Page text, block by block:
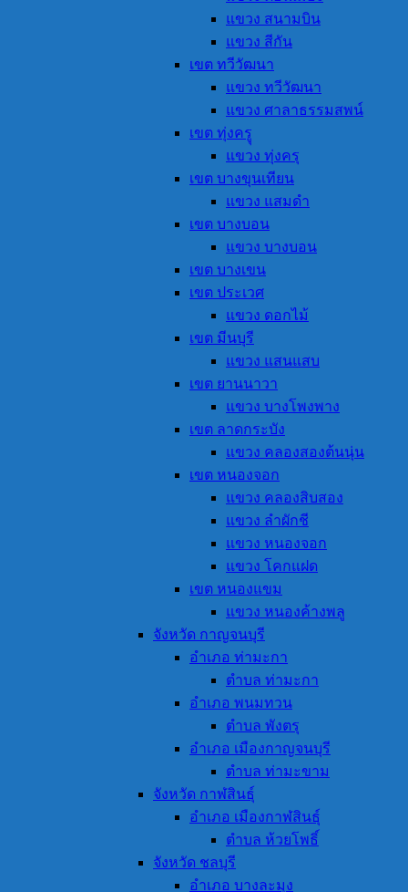
แขวง สนามบิน
แขวง สีกัน
เขต ทวีวัฒนา
แขวง ทวีวัฒนา
แขวง ศาลาธรรมสพน์
เขต ทุ่งครูุ
แขวง ทุ่งครุ
เขต บางขุนเทียน
แขวง แสมดำ
เขต บางบอน
แขวง บางบอน
เขต บางเขน
เขต ประเวศ
แขวง ดอกไม้
เขต มีนบุรี
แขวง แสนแสบ
เขต ยานนาวา
แขวง บางโพงพาง
เขต ลาดกระบัง
แขวง คลองสองต้นนุ่น
เขต หนองจอก
แขวง คลองสิบสอง
แขวง ลำผักชี
แขวง หนองจอก
แขวง โคกแฝด
เขต หนองแขม
แขวง หนองค้างพลู
จังหวัด กาญจนบุรี
อำเภอ ท่ามะกา
ตำบล ท่ามะกา
อำเภอ พนมทวน
ตำบล พังตรุ
อำเภอ เมืองกาญจนบุรี
ตำบล ท่ามะขาม
จังหวัด กาฬสินธุ์
อำเภอ เมืองกาฬสินธุ์
ตำบล ห้วยโพธิ์
จังหวัด ชลบุรี
อำเภอ บางละมุง